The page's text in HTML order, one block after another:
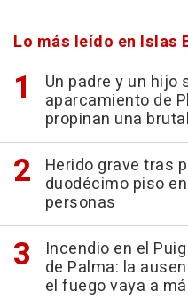
Lo más leído en Islas
Un padre y un hijo
aparcamiento de
propinan una
Herido grave tras
duodécimo piso
personas
Incendio en el
de Palma: la
el fuego vaya a